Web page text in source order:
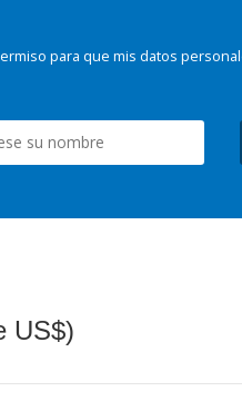
para que mis datos
US$)